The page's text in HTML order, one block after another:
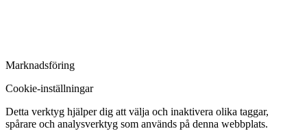
Marknadsföring
Cookie-inställningar
Detta verktyg hjälper dig att välja och inaktivera olika taggar,
spårare och analysverktyg som används på denna webbplats.